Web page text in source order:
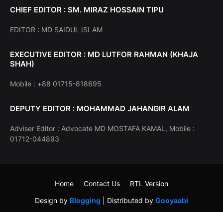
CHIEF EDITOR : SM. MIRAZ HOSSAIN TIPU
EDITOR : MD SAIDUL ISLAM
EXECUTIVE EDITOR : MD LUTFOR RAHMAN (KHAJA
SHAH)
Mobile : +88 01715-818695
DEPUTY EDITOR : MOHAMMAD JAHANGIR ALAM
Adviser Editor : Advocate MD MOSTAFA KAMAL, Mobile :
01712-044893
Design by Blogging | Distributed by Gooyaabi
Home Contact Us RTL Version